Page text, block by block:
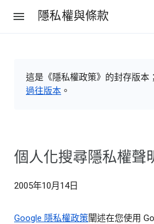
隱私權與條款
這是《隱私權政策》的封存版本
過往版本 。
個人化搜尋隱私權聲
2005年10月14日
Google 隱私權政策闡述在您使用